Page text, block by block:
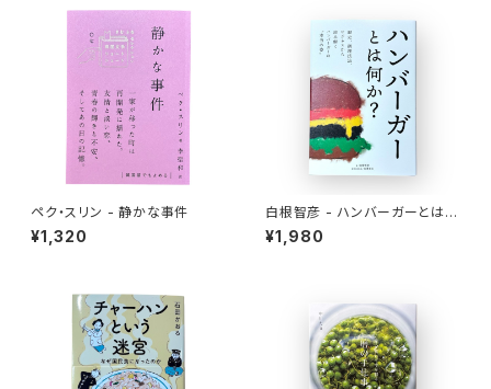
ペク・スリン - 静かな事件
¥1,320
白根智彦 - ハンバーガーとは何
か？
¥1,980